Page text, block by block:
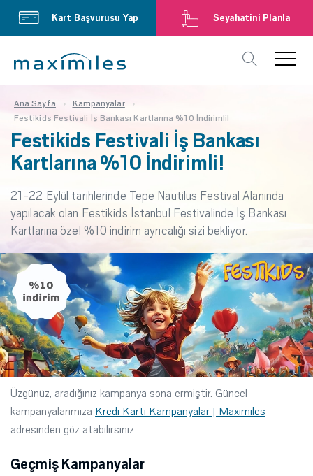
Kart Başvurusu Yap Seyahatini Planla
Ana Sayfa
Kampanyalar
Festikids Festivali İş Bankası Kartlarına %10 İndirimli!
Festikids Festivali İş Bankası
Kartlarına %10 İndirimli!
21-22 Eylül tarihlerinde Tepe Nautilus Festival Alanında
yapılacak olan Festikids İstanbul Festivalinde İş Bankası
Kartlarına özel %10 indirim ayrıcalığı sizi bekliyor.
Üzgünüz, aradığınız kampanya sona ermiştir. Güncel
kampanyalarımıza Kredi Kartı Kampanyalar | Maximiles
adresinden göz atabilirsiniz.
Geçmiş Kampanyalar